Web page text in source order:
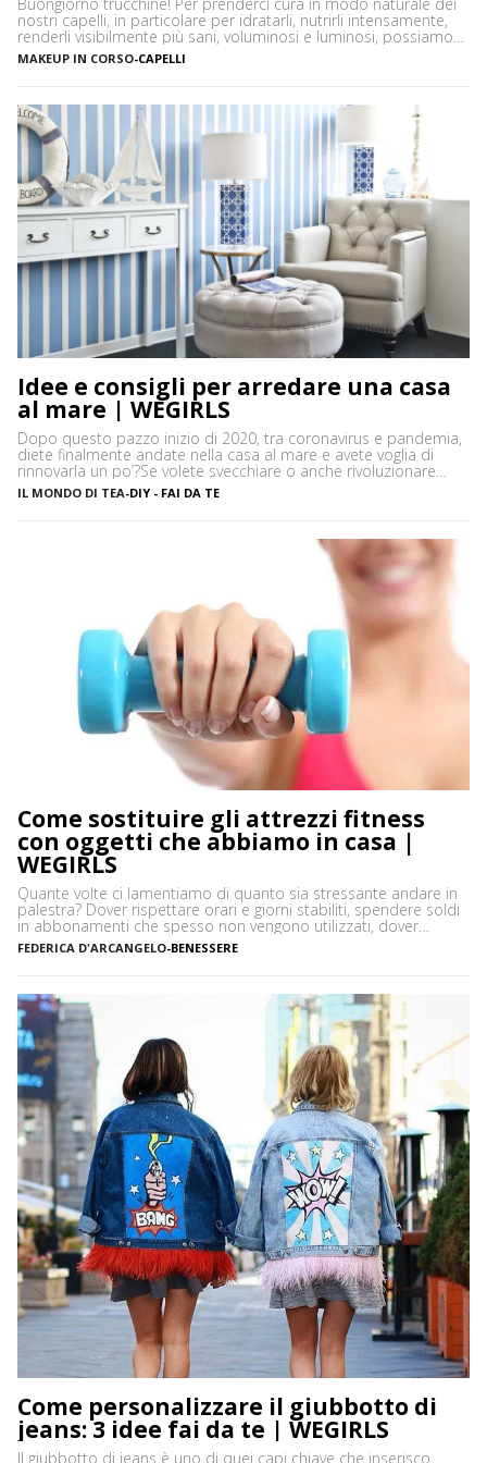
nostri capelli, in particolare per idratarli, nutrirli intensamente,
renderli visibilmente più sani, voluminosi e luminosi, possiamo
utilizzare un ingrediente molto versatile facilmente reperibile
nelle nostre dispense: l’amido di mais. L’amido di mais o
di glucosio (zucchero), […]
MAKEUP IN CORSO-CAPELLI
Idee e consigli per arredare una casa
al mare | WEGIRLS
Dopo questo pazzo inizio di 2020, tra coronavirus e pandemia,
diete finalmente andate nella casa al mare e avete voglia di
rinnovarla un po’?Se volete svecchiare o anche rivoluzionare
casa vostra – così come arredare dall’inizio le vostre stanze –
ma non sapete bene che stile di arredamento dargli, niente
IL MONDO DI TEA-DIY - FAI DA TE
Come sostituire gli attrezzi fitness
con oggetti che abbiamo in casa |
WEGIRLS
Quante volte ci lamentiamo di quanto sia stressante andare in
palestra? Dover rispettare orari e giorni stabiliti, spendere soldi
in abbonamenti che spesso non vengono utilizzati, dover
prendere un mezzo per arrivare in palestra: in moltissimi
preferiscono allenarsi a casa per queste e tante altre ragioni.
FEDERICA D'ARCANGELO-BENESSERE
Come personalizzare il giubbotto di
jeans: 3 idee fai da te | WEGIRLS
Il giubbotto di jeans è uno di quei capi chiave che inserisco